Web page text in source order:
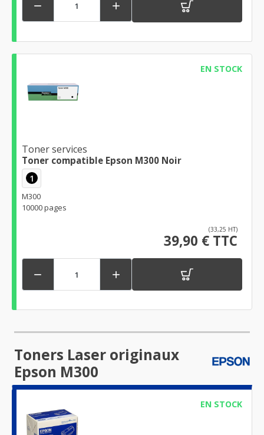
 
EN STOCK
Toner services
Toner compatible Epson M300 Noir
1
M300
10000 pages
(33,25 HT)
39,90 € TTC
 
Toners Laser originaux
Epson M300
EN STOCK